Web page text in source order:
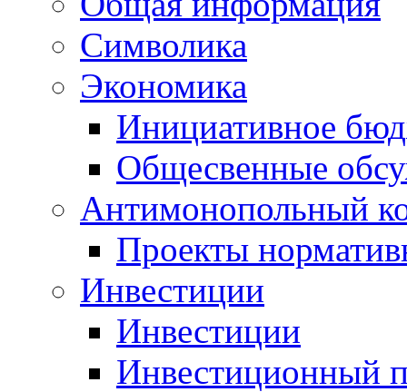
Символика
Экономика
Инициативное
Общесвенные
Антимонопольный
Проекты
Инвестиции
Инвестиции
Инвестиционный